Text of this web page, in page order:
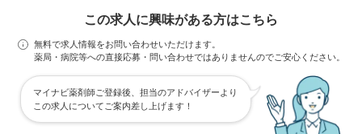
この求人に興味がある方はこちら
無料で求人情報をお問い合わせいただけます。
薬局・病院等への直接応募・問い合わせではありませんのでご安心ください。
マイナビ薬剤師ご登録後、担当のアドバイザーより
この求人についてご案内差し上げます！